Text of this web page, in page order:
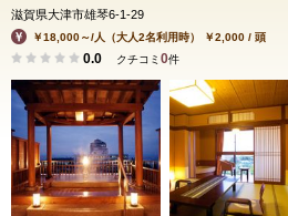
滋賀県大津市雄琴6-1-29
￥18,000～/人（大人2名利用時） ￥2,000 / 頭
0.0 クチコミ 0件